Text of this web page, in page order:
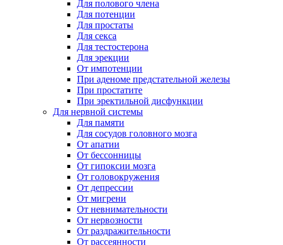
Для полового члена
Для потенции
Для простаты
Для секса
Для тестостерона
Для эрекции
От импотенции
При аденоме предстательной железы
При простатите
При эректильной дисфункции
Для нервной системы
Для памяти
Для сосудов головного мозга
От апатии
От бессонницы
От гипоксии мозга
От головокружения
От депрессии
От мигрени
От невнимательности
От нервозности
От раздражительности
От рассеянности